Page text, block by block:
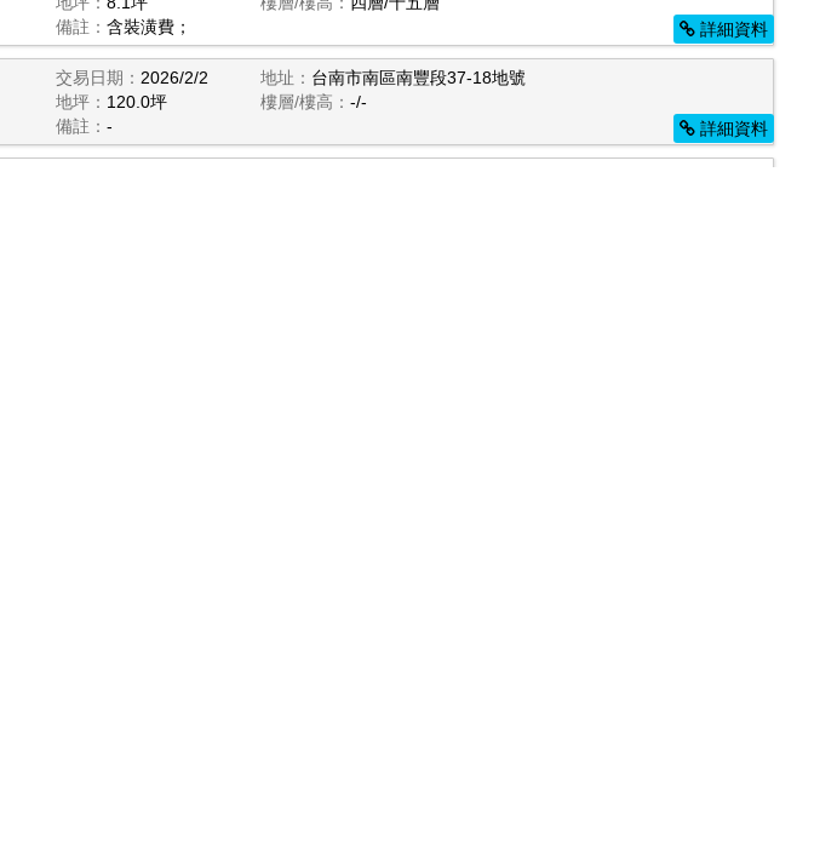
備註： 含裝潢費； 詳細資料
交易日期： 2026/2/2 地址： 台南市南區南豐段37-18地號
地坪： 120.0坪 樓層/樓高： -/-
備註： - 詳細資料